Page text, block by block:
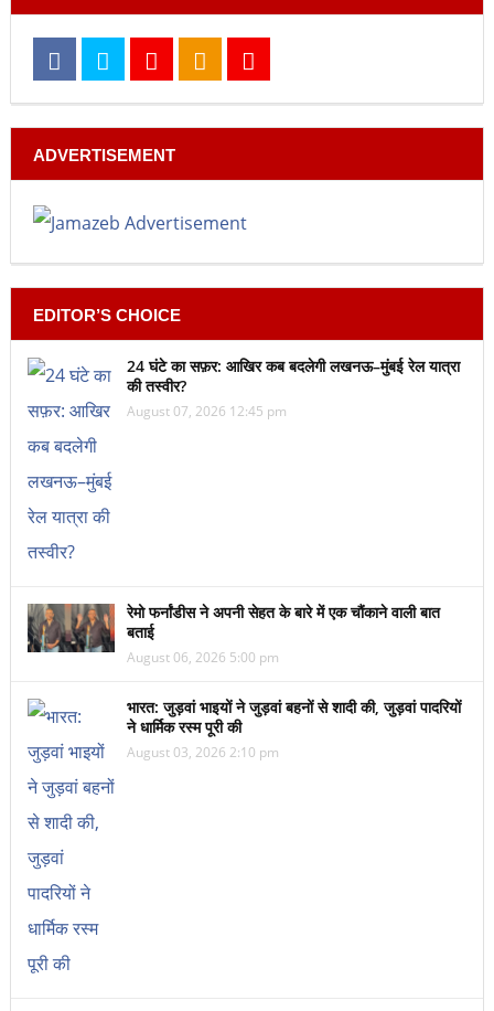
ADVERTISEMENT
EDITOR’S CHOICE
24 घंटे का सफ़र: आखिर कब बदलेगी लखनऊ–मुंबई रेल यात्रा
की तस्वीर?
August 07, 2026 12:45 pm
रेमो फर्नांडीस ने अपनी सेहत के बारे में एक चौंकाने वाली बात
बताई
August 06, 2026 5:00 pm
भारत: जुड़वां भाइयों ने जुड़वां बहनों से शादी की, जुड़वां पादरियों
ने धार्मिक रस्म पूरी की
August 03, 2026 2:10 pm